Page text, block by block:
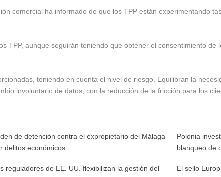
comercial ha informado de que los TPP están experimentando
TPP, aunque seguirán teniendo que obtener el consentimiento de
teniendo en cuenta el nivel de riesgo. Equilibran la
involuntario de datos, con la reducción de la fricción para los
de detención contra el expropietario del Málaga
delitos económicos
Polonia
blanqueo de
reguladores de EE. UU. flexibilizan la gestión del
El sello